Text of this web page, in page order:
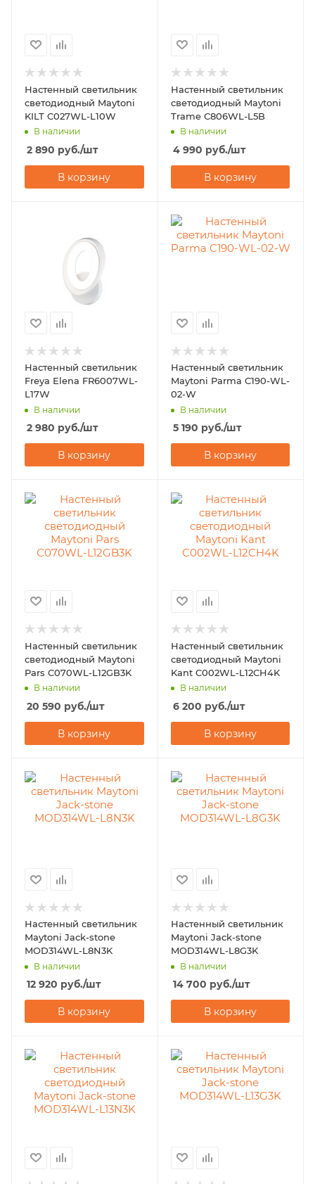
Настенный светильник
светодиодный Maytoni
KILT C027WL-L10W
В наличии
2 890 руб./шт
В корзину
Настенный светильник
светодиодный Maytoni
Trame C806WL-L5B
В наличии
4 990 руб./шт
В корзину
Настенный светильник
Freya Elena FR6007WL-
L17W
В наличии
2 980 руб./шт
В корзину
Настенный светильник
Maytoni Parma C190-WL-
02-W
В наличии
5 190 руб./шт
В корзину
Настенный светильник
светодиодный Maytoni
Pars C070WL-L12GB3K
В наличии
20 590 руб./шт
В корзину
Настенный светильник
светодиодный Maytoni
Kant C002WL-L12CH4K
В наличии
6 200 руб./шт
В корзину
Настенный светильник
Maytoni Jack-stone
MOD314WL-L8N3K
В наличии
12 920 руб./шт
В корзину
Настенный светильник
Maytoni Jack-stone
MOD314WL-L8G3K
В наличии
14 700 руб./шт
В корзину